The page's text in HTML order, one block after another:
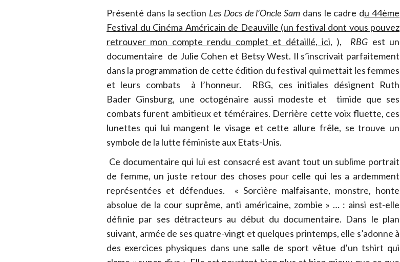
Présenté dans la section Les Docs de l’Oncle Sam dans le cadre du 44ème
Festival du Cinéma Américain de Deauville (un festival dont vous pouvez
retrouver mon compte rendu complet et détaillé, ici, ), RBG est un
documentaire de Julie Cohen et Betsy West. Il s’inscrivait parfaitement
dans la programmation de cette édition du festival qui mettait les femmes
et leurs combats à l’honneur. RBG, ces initiales désignent Ruth
Bader Ginsburg, une octogénaire aussi modeste et timide que ses
combats furent ambitieux et téméraires. Derrière cette voix fluette, ces
lunettes qui lui mangent le visage et cette allure frêle, se trouve un
symbole de la lutte féministe aux Etats-Unis.
Ce documentaire qui lui est consacré est avant tout un sublime portrait
de femme, un juste retour des choses pour celle qui les a ardemment
représentées et défendues. « Sorcière malfaisante, monstre, honte
absolue de la cour suprême, anti américaine, zombie » … : ainsi est-elle
définie par ses détracteurs au début du documentaire. Dans le plan
suivant, armée de ses quatre-vingt et quelques printemps, elle s’adonne à
des exercices physiques dans une salle de sport vêtue d’un tshirt qui